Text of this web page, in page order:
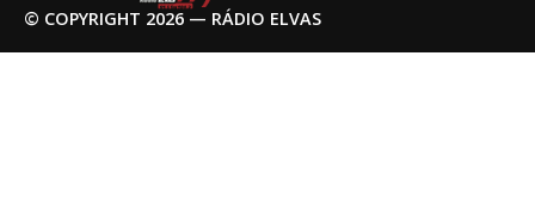
© COPYRIGHT 2026 — RÁDIO ELVAS